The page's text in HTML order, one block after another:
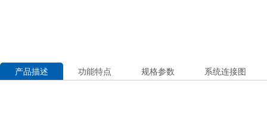
产品描述 功能特点 规格参数 系统连接图